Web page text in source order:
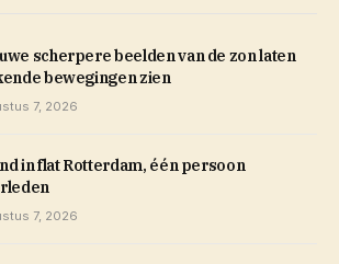
scherpere beelden van de zon laten
bewegingen zien
7, 2026
in flat Rotterdam, één persoon
7, 2026